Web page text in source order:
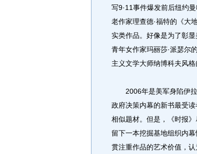
写9·11事件爆发前后纽约
老作家理查德·福特的《大
实类作品。好像是为了彰
青年女作家玛丽莎·派瑟尔
主义文学大师纳博科夫风
2006年是美军身陷伊拉
政府决策内幕的新书最受
相似题材。但是，《时报
留下一本挖掘基地组织内
贯注重作品的艺术价值，